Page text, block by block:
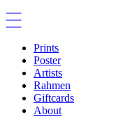
Prints
Poster
Artists
Rahmen
Giftcards
About